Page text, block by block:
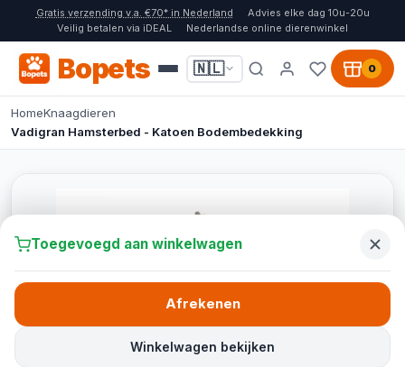
Gratis verzending v.a. €70* in Nederland
Advies elke dag 10u-20u
Veilig betalen via iDEAL
Nederlandse online dierenwinkel
Bopets 🇳🇱 0
HomeKnaagdieren
Vadigran Hamsterbed - Katoen Bodembedekking
Toegevoegd aan winkelwagen
Winkelwagen bekijken
Afrekenen